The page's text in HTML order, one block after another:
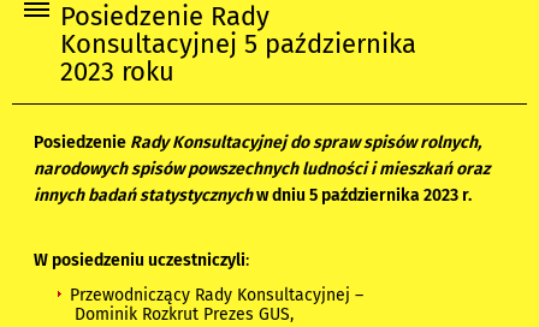
Posiedzenie Rady
Konsultacyjnej 5 października
2023 roku
Posiedzenie Rady Konsultacyjnej do spraw spisów rolnych,
narodowych spisów powszechnych ludności i mieszkań oraz
innych badań statystycznychw dniu 5 października 2023 r.
W posiedzeniu uczestniczyli:
Przewodniczący Rady Konsultacyjnej –
Dominik Rozkrut Prezes GUS,